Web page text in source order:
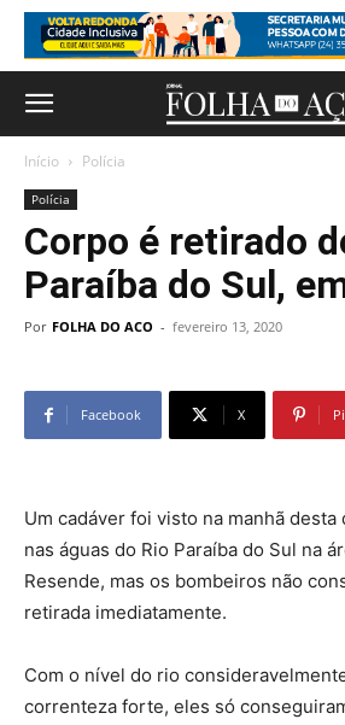
Início Polícia
Polícia
Corpo é retirado
Paraíba do Sul,
Por FOLHA DO ACO - fevereiro 13, 2020
Facebook X
Um cadáver foi visto na manhã
nas águas do Rio Paraíba do Sul na
Resende, mas os bombeiros não
retirada imediatamente.
Com o nível do rio
correnteza forte, eles só